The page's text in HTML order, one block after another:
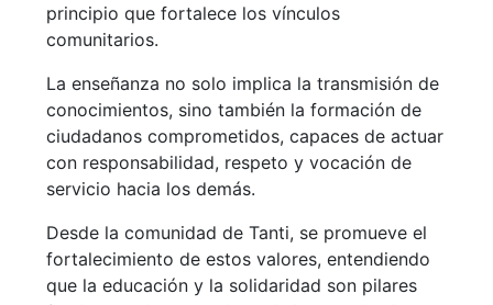
principio que fortalece los vínculos
comunitarios.
La enseñanza no solo implica la transmisión de
conocimientos, sino también la formación de
ciudadanos comprometidos, capaces de actuar
con responsabilidad, respeto y vocación de
servicio hacia los demás.
Desde la comunidad de Tanti, se promueve el
fortalecimiento de estos valores, entendiendo
que la educación y la solidaridad son pilares